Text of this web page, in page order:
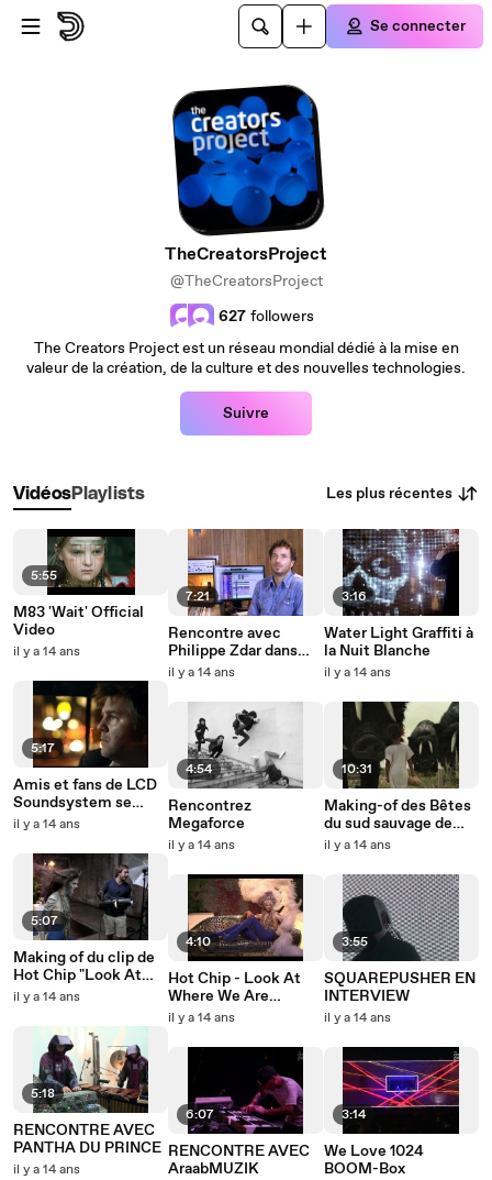
Passer au contenu principal
Se connecter
TheCreatorsProject
@TheCreatorsProject
627 followers
The Creators Project est un réseau mondial dédié à la mise en
valeur de la création, de la culture et des nouvelles technologies.
Suivre
VidéosPlaylists Les plus récentes
5:55
M83 'Wait' Official
Video
il y a 14 ans
5:17
Amis et fans de LCD
Soundsystem se
confient
il y a 14 ans
5:07
Making of du clip de
Hot Chip "Look At
Where We Are"
il y a 14 ans
5:18
RENCONTRE AVEC
PANTHA DU PRINCE
il y a 14 ans
7:21
Rencontre avec
Philippe Zdar dans
son studio
il y a 14 ans
4:54
Rencontrez
Megaforce
il y a 14 ans
4:10
Hot Chip - Look At
Where We Are
(Official Video)
il y a 14 ans
6:07
RENCONTRE AVEC
AraabMUZIK
3:16
Water Light Graffiti à
la Nuit Blanche
il y a 14 ans
10:31
Making-of des Bêtes
du sud sauvage de
Benh Zeitlin
il y a 14 ans
3:55
SQUAREPUSHER EN
INTERVIEW
il y a 14 ans
3:14
We Love 1024
BOOM-Box